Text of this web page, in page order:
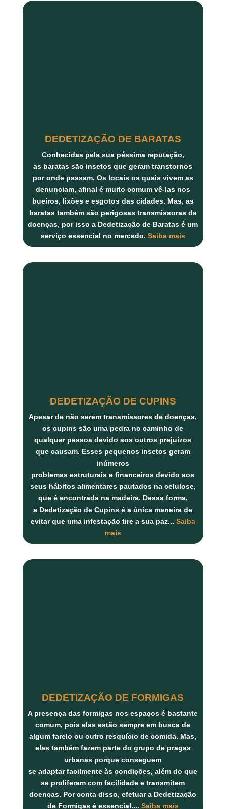
DEDETIZAÇÃO DE BARATAS
Conhecidas pela sua péssima reputação,
as baratassão insetos que geram transtornos
por onde passam. Os locais os quais vivem as
denunciam, afinal é muito comum vê-las nos
bueiros, lixões e esgotos das cidades. Mas, as
baratas também são perigosas transmissoras de
doenças, por isso a Dedetização de Baratas é um
serviço essencial no mercado. Saiba mais
DEDETIZAÇÃO DE CUPINS
Apesar de não serem transmissores de doenças,
oscupins são uma pedra no caminho de
qualquer pessoa devido aos outros prejuízos
que causam. Esses pequenos insetos geram
inúmeros
problemasestruturais efinanceiros devido aos
seus hábitos alimentares pautados na celulose,
que é encontrada na madeira. Dessa forma,
a Dedetização de Cupins é a única maneira de
evitar que uma infestação tire a sua paz... Saiba
mais
DEDETIZAÇÃO DE FORMIGAS
A presença das formigas nos espaços é bastante
comum, pois elas estão sempre em busca de
algum farelo ou outro resquício de comida. Mas,
elas também fazem parte do grupo de pragas
urbanas porque conseguem
se adaptar facilmente às condições, além do que
se proliferam com facilidade e transmitem
doenças. Por conta disso, efetuar a Dedetização
de Formigas é essencial.... Saiba mais